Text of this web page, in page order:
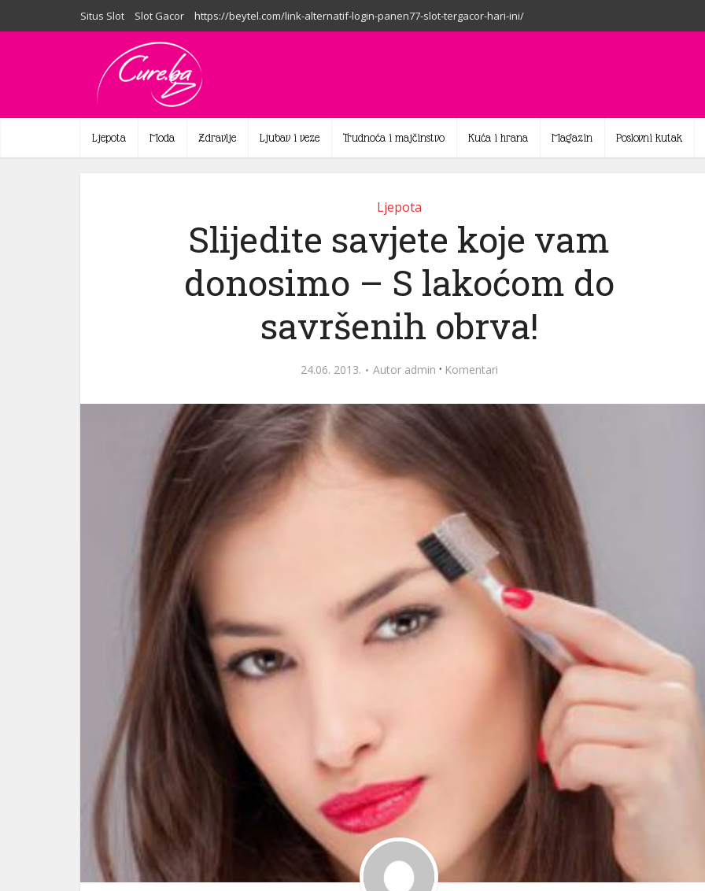
Situs Slot Slot Gacor https://beytel.com/link-alternatif-login-panen77-slot-tergacor-hari-ini/
Ljepota Moda Zdravlje Ljubav i veze Trudnoća i majčinstvo Kuća i hrana Magazin Poslovni kutak
Ljepota
Slijedite savjete koje vam
donosimo – S lakoćom do
savršenih obrva!
24.06. 2013. Autor admin · Komentari